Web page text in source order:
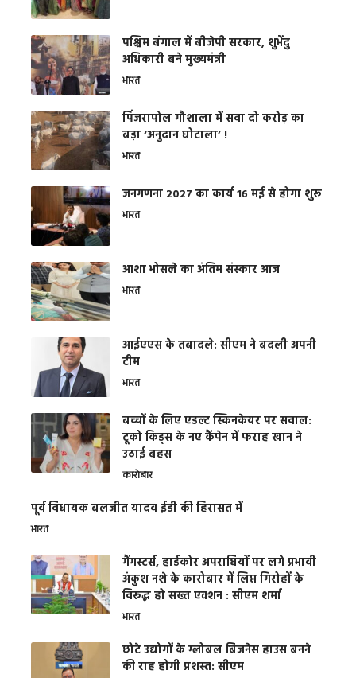
पश्चिम बंगाल में बीजेपी सरकार, शुभेंदु
अधिकारी बने मुख्यमंत्री
भारत
​पिंजरापोल गौशाला में सवा दो करोड़ का
बड़ा ‘अनुदान घोटाला’ !
भारत
जनगणना 2027 का कार्य 16 मई से होगा शुरू
भारत
आशा भोसले का अंतिम संस्कार आज
भारत
आईएएस के तबादले: सीएम ने बदली अपनी
टीम
भारत
बच्चों के लिए एडल्ट स्किनकेयर पर सवाल:
टूको किड्स के नए कैंपेन में फराह खान ने
उठाई बहस
कारोबार
पूर्व विधायक बलजीत यादव ईडी की हिरासत में
भारत
गैंगस्टर्स, हार्डकोर अपराधियों पर लगे प्रभावी
अंकुश नशे के कारोबार में लिप्त गिरोहों के
विरूद्ध हो सख्त एक्शन : सीएम शर्मा
भारत
छोटे उद्योगों के ग्लोबल बिजनेस हाउस बनने
की राह होगी प्रशस्त: सीएम